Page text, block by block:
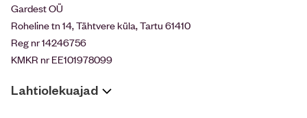
Gardest OÜ
Roheline tn 14, Tähtvere küla, Tartu 61410
Reg nr 14246756
KMKR nr EE101978099
Lahtiolekuajad